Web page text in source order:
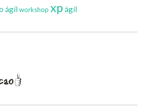
ágil workshop xpágil